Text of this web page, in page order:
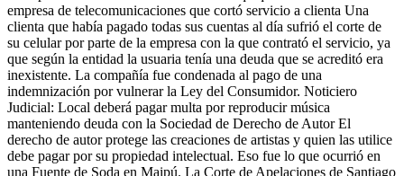
empresa de telecomunicaciones que cortó servicio a clienta Una
clienta que había pagado todas sus cuentas al día sufrió el corte de
su celular por parte de la empresa con la que contrató el servicio, ya
que según la entidad la usuaria tenía una deuda que se acreditó era
inexistente. La compañía fue condenada al pago de una
indemnización por vulnerar la Ley del Consumidor. Noticiero
Judicial: Local deberá pagar multa por reproducir música
manteniendo deuda con la Sociedad de Derecho de Autor El
derecho de autor protege las creaciones de artistas y quien las utilice
debe pagar por su propiedad intelectual. Eso fue lo que ocurrió en
una Fuente de Soda en Maipú. La Corte de Apelaciones de Santiago